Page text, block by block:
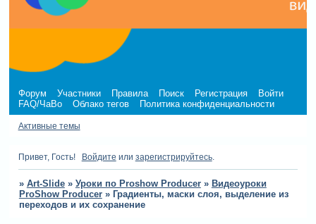
Форум Участники Правила Поиск Регистрация
Войти
FAQ/ЧаВо
Облако тегов Политика конфиденциальности
Активные темы
Привет, Гость! Войдите или зарегистрируйтесь.
» Art-Slide » Уроки по Proshow Producer » Видеоуроки
ProShow Producer » Градиенты, маски слоя, выделение из
переходов и их сохранение